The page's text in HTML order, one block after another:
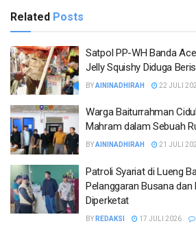
Related Posts
Satpol PP-WH Banda
Jelly Squishy Diduga
BYAININADHIRAH 22 JULI
Warga Baiturrahman
Mahram dalam Sebuah
BYAININADHIRAH 21 JULI
Patroli Syariat di Lueng
Pelanggaran Busana
Diperketat
BY REDAKSI 17 JULI 2026